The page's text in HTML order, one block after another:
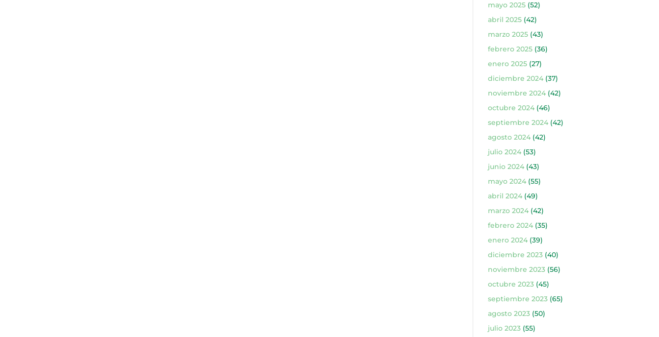
mayo 2025(52)
abril 2025(42)
marzo 2025(43)
febrero 2025(36)
enero 2025(27)
diciembre 2024(37)
noviembre 2024(42)
octubre 2024(46)
septiembre 2024(42)
agosto 2024(42)
julio 2024(53)
junio 2024(43)
mayo 2024(55)
abril 2024(49)
marzo 2024(42)
febrero 2024(35)
enero 2024(39)
diciembre 2023(40)
noviembre 2023(56)
octubre 2023(45)
septiembre 2023(65)
agosto 2023(50)
julio 2023(55)